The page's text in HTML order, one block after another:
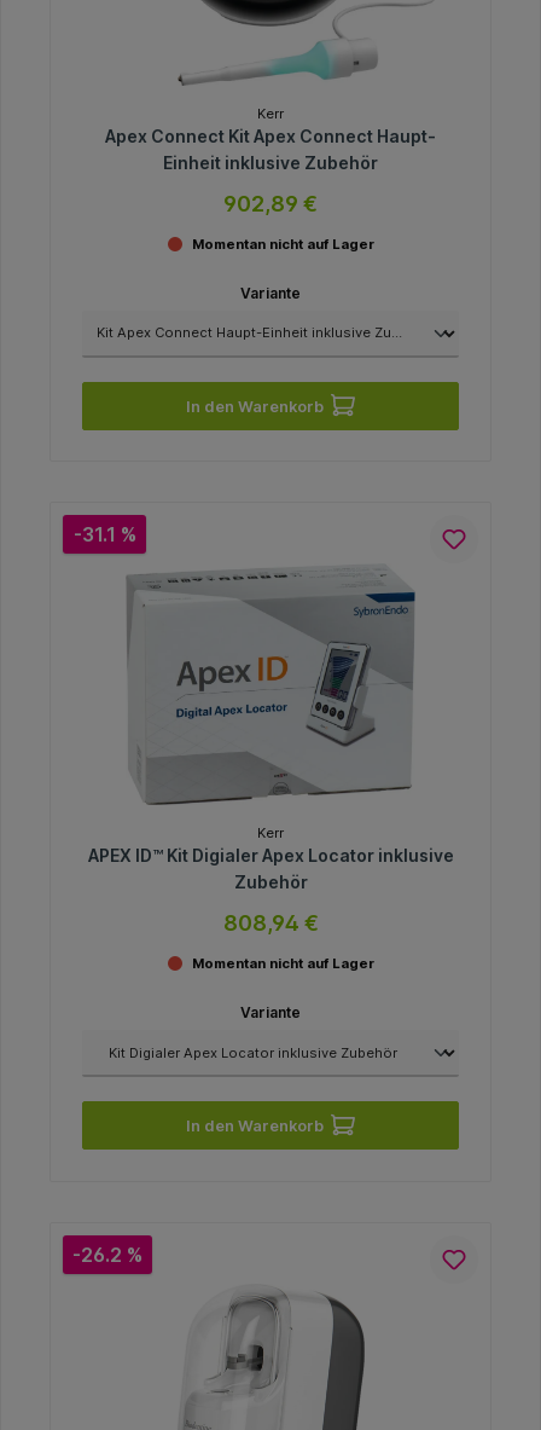
Kerr
Apex Connect Kit Apex Connect Haupt-
Einheit inklusive Zubehör
902,89 €
Momentan nicht auf Lager
Variante
In den Warenkorb
-31.1 %
Kerr
APEX ID™ Kit Digialer Apex Locator inklusive
Zubehör
808,94 €
Momentan nicht auf Lager
Variante
In den Warenkorb
-26.2 %